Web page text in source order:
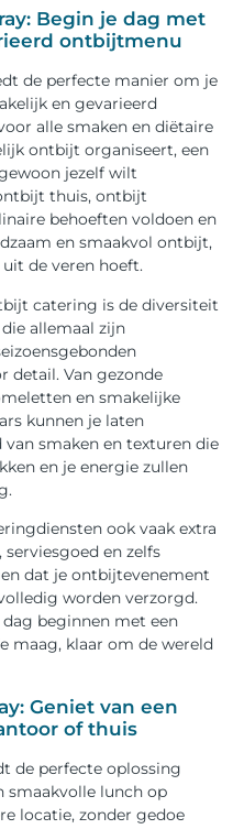
Begin je dag met
ontbijtmenu
de perfecte manier om je
en gevarieerd
alle smaken en diëtaire
ontbijt organiseert, een
jezelf wilt
thuis, ontbijt
behoeften voldoen en
en smaakvol ontbijt,
de veren hoeft.
catering is de diversiteit
allemaal zijn
detail. Van gezonde
en smakelijke
kunnen je laten
smaken en texturen die
en je energie zullen
ook vaak extra
serviesgoed en zelfs
dat je ontbijtevenement
worden verzorgd.
beginnen met een
maag, klaar om de wereld
Geniet van een
of thuis
de perfecte oplossing
smaakvolle lunch op
locatie, zonder gedoe